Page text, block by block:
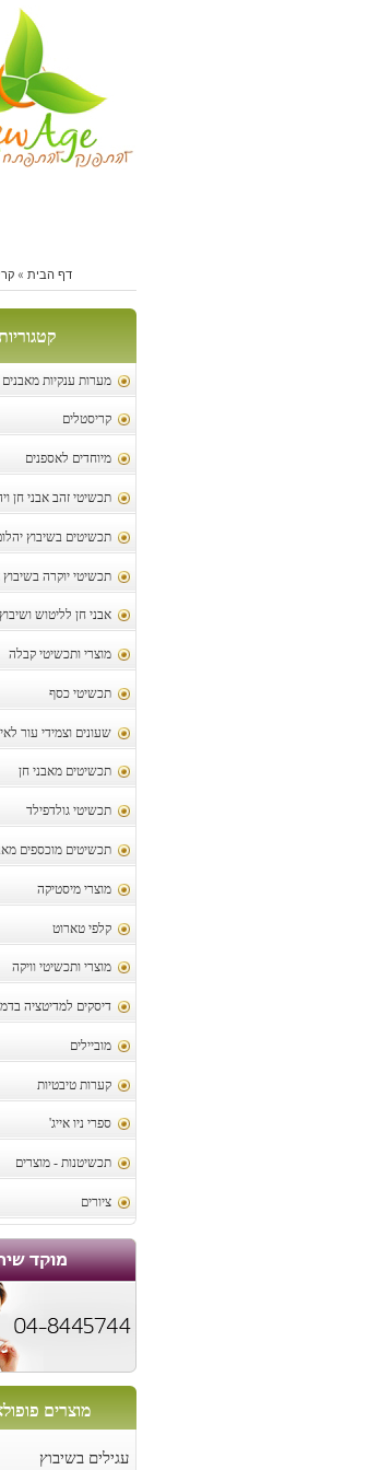
דף הבית »
מערות ענקיות מאבנים
קריסטלים
מיוחדים לאספנים
תכשיטי זהב אבני חן
תכשיטים בשיבוץ
תכשיטי יוקרה בשיבוץ
אבני חן לליטוש ושיבוץ
מוצרי ותכשיטי קבלה
תכשיטי כסף
שעונים וצמידי עור
תכשיטים מאבני חן
תכשיטי גולדפילד
תכשיטים מוכספים
מוצרי מיסטיקה
קלפי טארוט
מוצרי ותכשיטי וויקה
דיסקים למדיטציה
מוביילים
קערות טיבטיות
ספרי ניו אייג'
תכשיטנות - מוצרים
ציורים
מוצרים
עגילים בשיבוץ